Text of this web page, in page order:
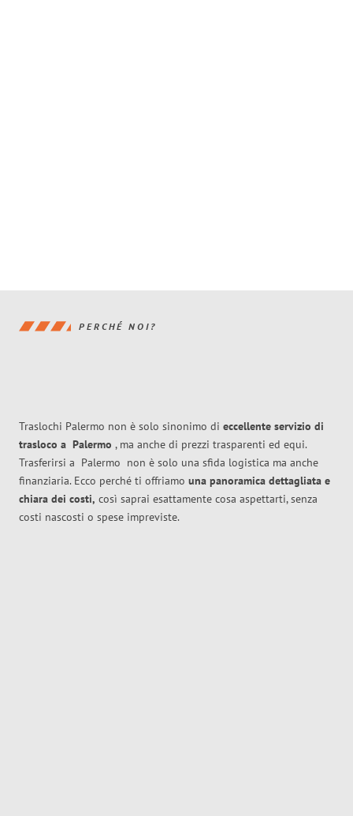
PERCHÉ NOI?
Traslochi Palermo non è solo sinonimo di eccellente servizio di
trasloco a Palermo , ma anche di prezzi trasparenti ed equi.
Trasferirsi a Palermo non è solo una sfida logistica ma anche
finanziaria. Ecco perché ti offriamo una panoramica dettagliata e
chiara dei costi, così saprai esattamente cosa aspettarti, senza
costi nascosti o spese impreviste.